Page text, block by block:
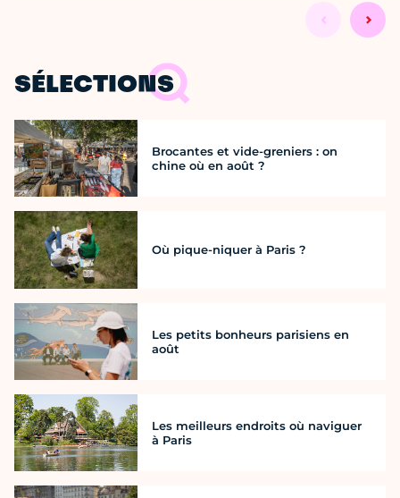
SÉLECTIONS
Brocantes et vide-greniers : on
chine où en août ?
Où pique-niquer à Paris ?
Les petits bonheurs parisiens en
août
Les meilleurs endroits où naviguer
à Paris